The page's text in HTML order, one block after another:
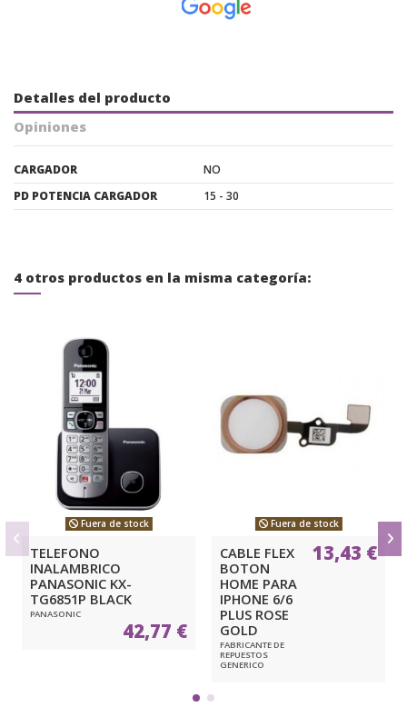
Detalles del producto
Opiniones
CARGADOR
NO
PD POTENCIA CARGADOR
15 - 30
4 otros productos en la misma categoría:
Fuera de stock
TELEFONO
INALAMBRICO
PANASONIC KX-
TG6851P BLACK
PANASONIC
42,77 €
Fuera de stock
CABLE FLEX
BOTON
HOME PARA
IPHONE 6/6
PLUS ROSE
GOLD
FABRICANTE DE
REPUESTOS
GENERICO
13,43 €